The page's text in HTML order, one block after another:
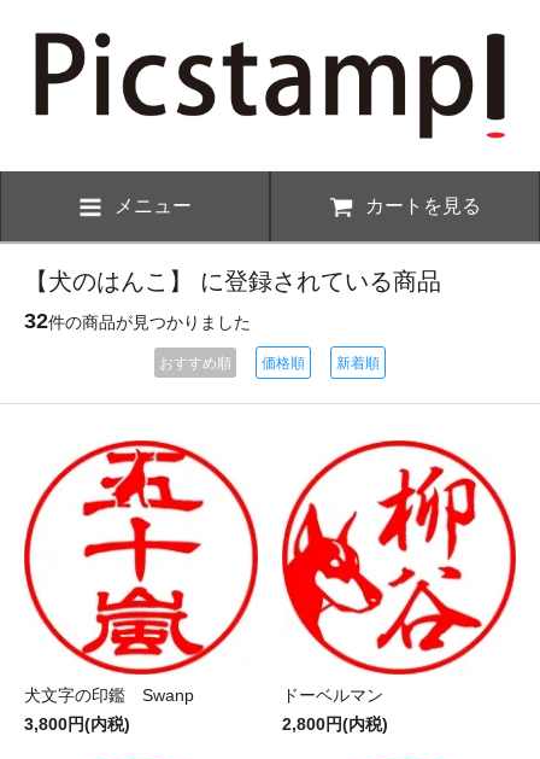
メニュー カートを見る
【犬のはんこ】 に登録されている商品
32件の商品が見つかりました
おすすめ順 価格順 新着順
犬文字の印鑑 Swanp
3,800円(内税)
ドーベルマン
2,800円(内税)